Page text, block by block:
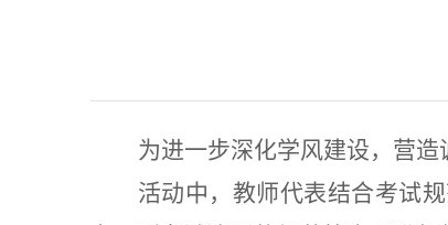
为进一步深化学风建设，营造
活动中，教师代表结合考试